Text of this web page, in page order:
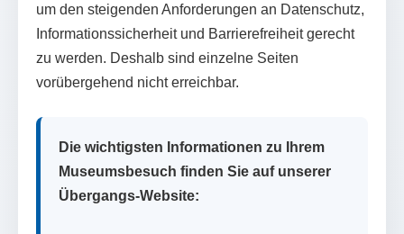
um den steigenden Anforderungen an Datenschutz,
Informationssicherheit und Barrierefreiheit gerecht
zu werden. Deshalb sind einzelne Seiten
vorübergehend nicht erreichbar.
Die wichtigsten Informationen zu Ihrem
Museumsbesuch finden Sie auf unserer
Übergangs-Website: